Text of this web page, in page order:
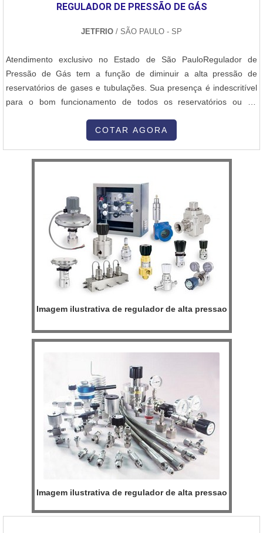
REGULADOR DE PRESSÃO DE GÁS
JETFRIO / SÃO PAULO - SP
Atendimento exclusivo no Estado de São PauloRegulador de
Pressão de Gás tem a função de diminuir a alta pressão de
reservatórios de gases e tubulações. Sua presença é indescritível
para o bom funcionamento de todos os reservatórios ou de
finalidade, trazendo mais segurança sempre. Conheça mais sobre
é a uma empresa qu...
COTAR AGORA
Imagem ilustrativa de regulador de alta pressao
Imagem ilustrativa de regulador de alta pressao